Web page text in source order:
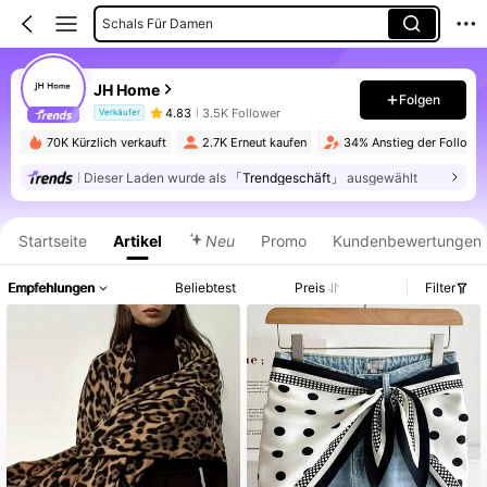
Schals Für Damen
JH Home
Verkäufer 4.83 3.5K Follower
Folgen
70K Kürzlich verkauft 2.7K Erneut kaufen 34% Anstieg der Follower
Dieser Laden wurde als 「Trendgeschäft」 ausgewählt
Startseite Artikel Neu Promo Kundenbewertungen
Empfehlungen Beliebtest Preis Filter